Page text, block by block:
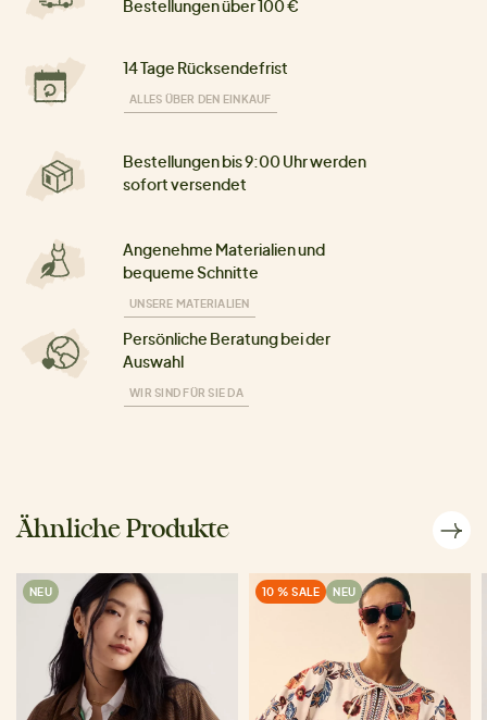
Bestellungen über 100 €
14 Tage Rücksendefrist
ALLES ÜBER DEN EINKAUF
Bestellungen bis 9:00 Uhr werden
sofort versendet
Angenehme Materialien und
bequeme Schnitte
UNSERE MATERIALIEN
Persönliche Beratung bei der
Auswahl
WIR SIND FÜR SIE DA
Ähnliche Produkte
NEU 10 % SALE NEU